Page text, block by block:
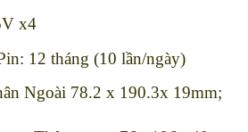
x4
12 tháng (10 lần/ngày)
Ngoài 78.2 x 190.3x 19mm;